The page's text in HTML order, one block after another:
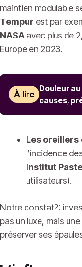
maintien modulable
Tempur est par
NASA avec plus de
Europe en 2023.
À lire
Douleur
causes,
Les oreillers
l’incidence
Institut
utilisateurs).
Notre constat?:
pas un luxe, mais
préserver ses